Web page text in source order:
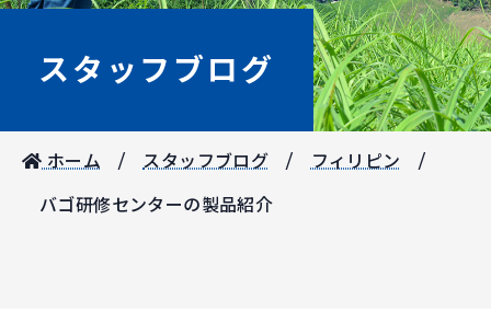
スタッフブログ
ホーム スタッフブログ フィリピン
バゴ研修センターの製品紹介